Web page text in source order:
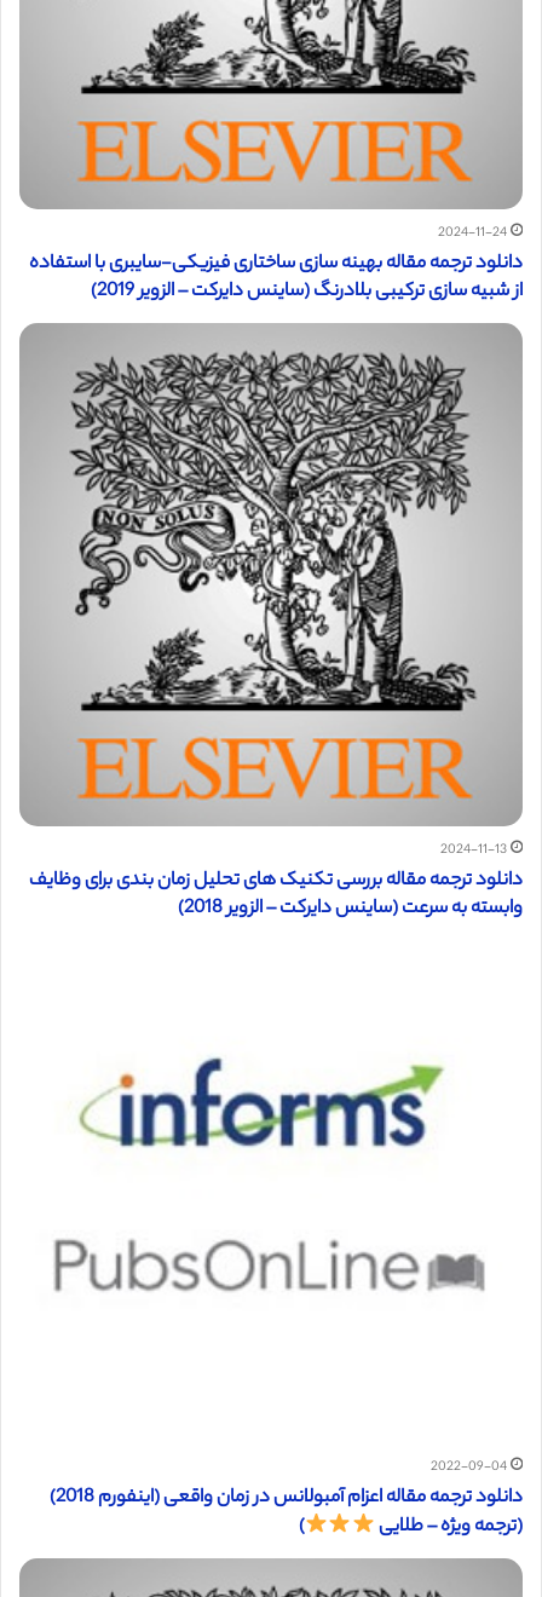
2024-11-24
دانلود ترجمه مقاله بهینه سازی ساختاری فیزیکی-سایبری با استفاده
از شبیه سازی ترکیبی بلادرنگ (ساینس دایرکت – الزویر 2019)
2024-11-13
دانلود ترجمه مقاله بررسی تکنیک های تحلیل زمان بندی برای وظایف
وابسته به سرعت (ساینس دایرکت – الزویر 2018)
2022-09-04
دانلود ترجمه مقاله اعزام آمبولانس در زمان واقعی (اینفورم 2018)
(ترجمه ویژه – طلایی
)